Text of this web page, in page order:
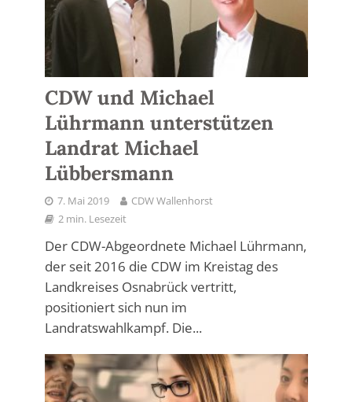
CDW und Michael
Lührmann unterstützen
Landrat Michael
Lübbersmann
7. Mai 2019
CDW Wallenhorst
2 min. Lesezeit
Der CDW-Abgeordnete Michael Lührmann,
der seit 2016 die CDW im Kreistag des
Landkreises Osnabrück vertritt,
positioniert sich nun im
Landratswahlkampf. Die...